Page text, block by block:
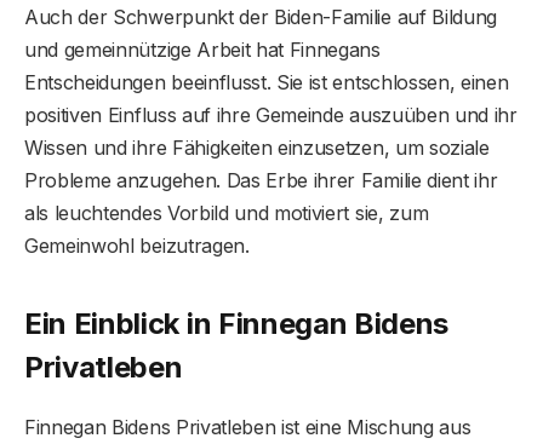
Auch der Schwerpunkt der Biden-Familie auf Bildung
und gemeinnützige Arbeit hat Finnegans
Entscheidungen beeinflusst. Sie ist entschlossen, einen
positiven Einfluss auf ihre Gemeinde auszuüben und ihr
Wissen und ihre Fähigkeiten einzusetzen, um soziale
Probleme anzugehen. Das Erbe ihrer Familie dient ihr
als leuchtendes Vorbild und motiviert sie, zum
Gemeinwohl beizutragen.
Ein Einblick in Finnegan Bidens
Privatleben
Finnegan Bidens Privatleben ist eine Mischung aus